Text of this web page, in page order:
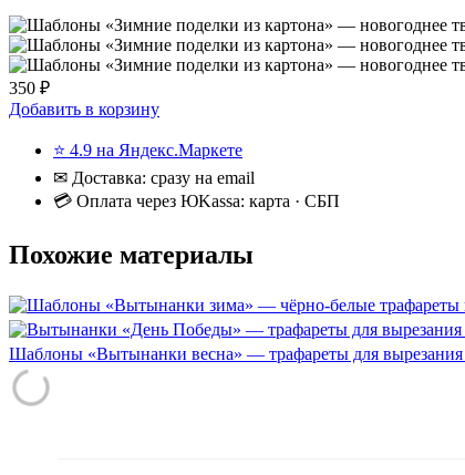
350 ₽
Добавить в корзину
⭐ 4.9 на Яндекс.Маркете
✉ Доставка: сразу на email
💳 Оплата через ЮKassa: карта · СБП
Похожие материалы
Шаблоны «Вытынанки весна» — трафареты для вырезания